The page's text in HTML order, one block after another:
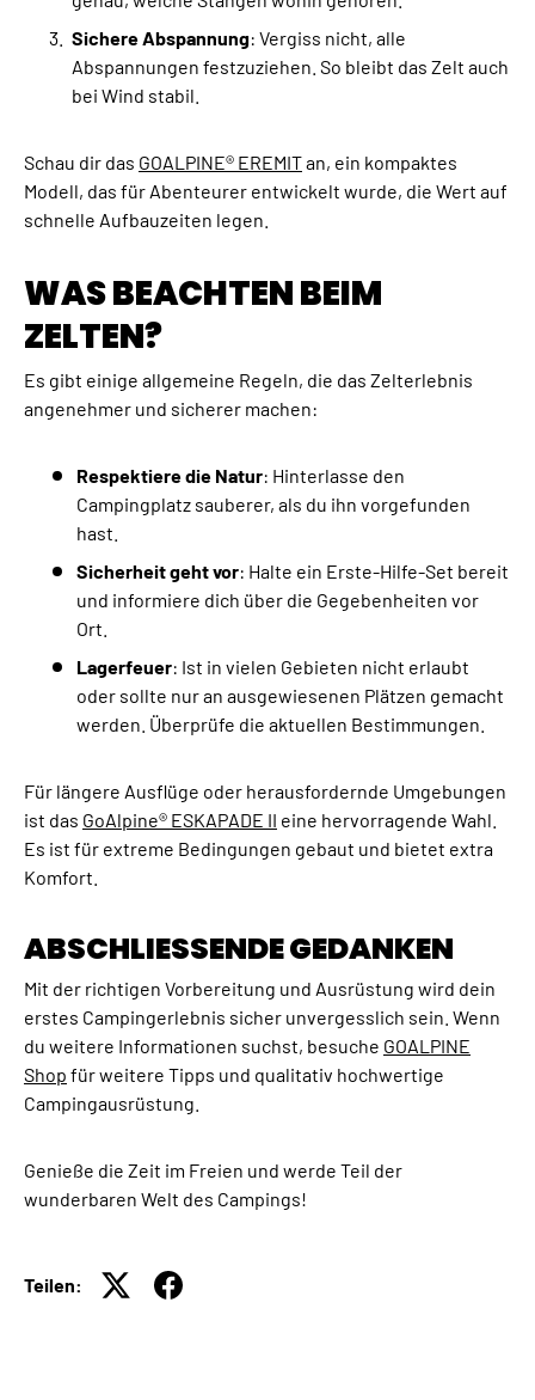
Sichere Abspannung: Vergiss nicht, alle
Abspannungen festzuziehen. So bleibt das Zelt auch
bei Wind stabil.
Schau dir das GOALPINE® EREMITan, ein kompaktes
Modell, das für Abenteurer entwickelt wurde, die Wert auf
schnelle Aufbauzeiten legen.
WAS BEACHTEN BEIM
ZELTEN?
Es gibt einige allgemeine Regeln, die das Zelterlebnis
angenehmer und sicherer machen:
Respektiere die Natur: Hinterlasse den
Campingplatz sauberer, als du ihn vorgefunden
hast.
Sicherheit geht vor: Halte ein Erste-Hilfe-Set bereit
und informiere dich über die Gegebenheiten vor
Ort.
Lagerfeuer: Ist in vielen Gebieten nicht erlaubt
oder sollte nur an ausgewiesenen Plätzen gemacht
werden. Überprüfe die aktuellen Bestimmungen.
Für längere Ausflüge oder herausfordernde Umgebungen
ist das GoAlpine® ESKAPADE II eine hervorragende Wahl.
Es ist für extreme Bedingungen gebaut und bietet extra
Komfort.
ABSCHLIESSENDE GEDANKEN
Mit der richtigen Vorbereitung und Ausrüstung wird dein
erstes Campingerlebnis sicher unvergesslich sein. Wenn
du weitere Informationen suchst, besuche GOALPINE
Shop für weitere Tipps und qualitativ hochwertige
Campingausrüstung.
Genieße die Zeit im Freien und werde Teil der
wunderbaren Welt des Campings!
Teilen: